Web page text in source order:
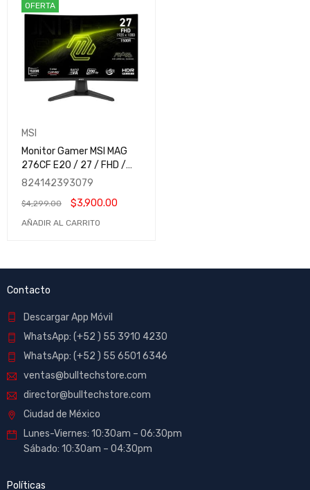
OFERTA
MSI
Monitor Gamer MSI MAG
276CF E20 / 27 / FHD /
200Hz / Rapid VA / HDMI-
Sync / HDR Ready / Negro
/ MAG 276CF E20 / MSIB /
824142393079
$4,299.00 $3,900.00
AÑADIR AL CARRITO
Contacto
Descargar App Móvil
WhatsApp: (+52 ) 55 3910 4230
WhatsApp: (+52 ) 55 6501 6346
ventas@bulltechstore.com
director@bulltechstore.com
Ciudad de México
Lunes-Viernes: 10:30am – 06:30pm
Sábado: 10:30am – 04:30pm
Políticas